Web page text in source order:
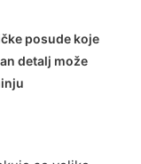
posude koje
detalj može